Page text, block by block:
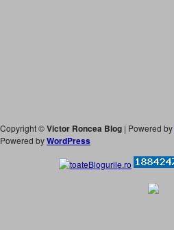
Copyright ©Victor Roncea Blog | Powered by
Powered byWordPress